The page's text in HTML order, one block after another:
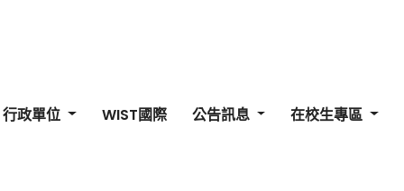
行政單位 WIST國際 公告訊息 在校生專區